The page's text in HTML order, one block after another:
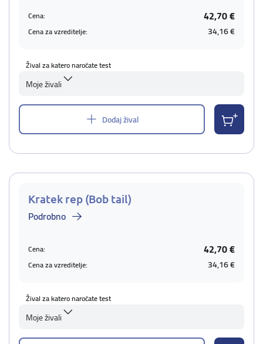
Cena: 42,70 €
Cena za vzreditelje: 34,16 €
Žival za katero naročate test
Moje živali
Dodaj žival
Kratek rep (Bob tail)
Podrobno
Cena: 42,70 €
Cena za vzreditelje: 34,16 €
Žival za katero naročate test
Moje živali